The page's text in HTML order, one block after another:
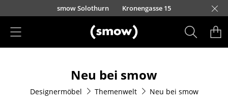
Direkt zum Inhaltsmow Solothurn Kronengasse 15
Esszimmerstühle
Neu bei smow
Designermöbel Themenwelt Neu bei smow